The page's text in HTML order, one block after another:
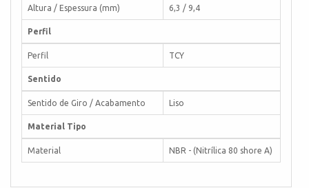
Altura / Espessura (mm) 6,3 / 9,4
Perfil
Perfil TCY
Sentido
Sentido de Giro / Acabamento Liso
Material Tipo
Material NBR - (Nitrílica 80 shore A)